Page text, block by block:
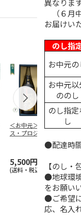
＜お中元＞ルネサン
ス・プロジェクト
蔵元厳選希少焼酎セ
5,500円
(送料・税込)
焼
ト
(
異なりま
（６月
お届けい
のし指
お中元の
お中元
ののし
のし指定
し
●配達時
【のし・
●地球環
をお願い
●ご希望
応、名入